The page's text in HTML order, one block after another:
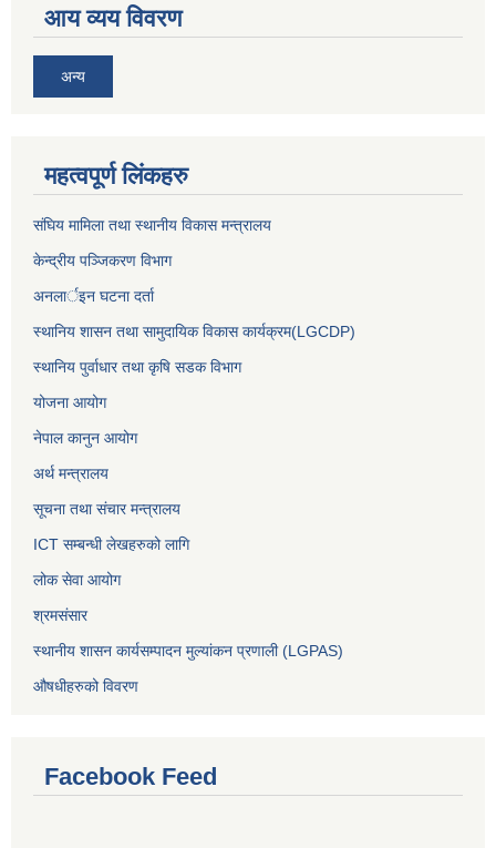
आय व्यय विवरण
अन्य
महत्वपूर्ण लिंकहरु
संघिय मामिला तथा स्थानीय विकास मन्त्रालय
केन्द्रीय पञ्जिकरण विभाग
अनलार्इन घटना दर्ता
स्थानिय शासन तथा सामुदायिक विकास कार्यक्रम(LGCDP)
स्थानिय पुर्वाधार तथा कृषि सडक विभाग
योजना आयोग
नेपाल कानुन आयोग
अर्थ मन्त्रालय
सूचना तथा संचार मन्त्रालय
ICT सम्बन्धी लेखहरुको लागि
लोक सेवा आयोग
श्रमसंसार
स्थानीय शासन कार्यसम्पादन मुल्यांकन प्रणाली (LGPAS)
औषधीहरुको विवरण
Facebook Feed